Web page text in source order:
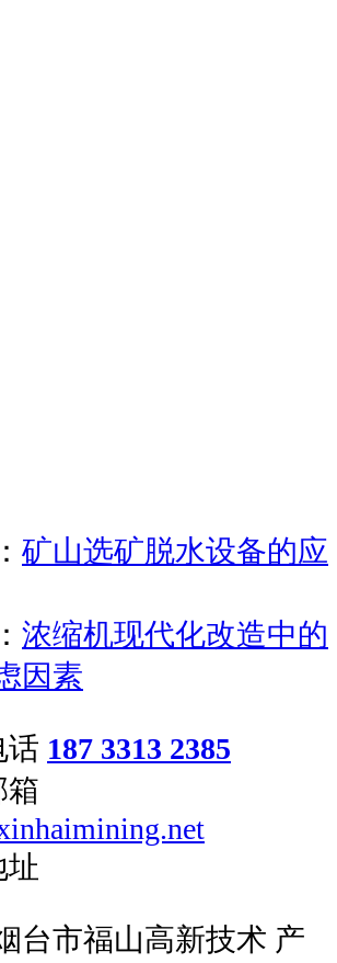
矿山选矿脱水设备的应
浓缩机现代化改造中的
因素
话 187 3313 2385
箱
址
台市福山高新技术 产